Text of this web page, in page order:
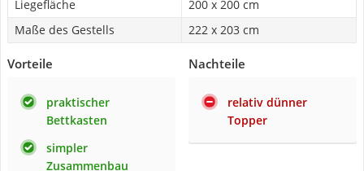
Liegefläche
200 x 200 cm
Maße des Gestells
222 x 203 cm
Vorteile
praktischer
Bettkasten
simpler
Zusammenbau
Nachteile
relativ dünner
Topper